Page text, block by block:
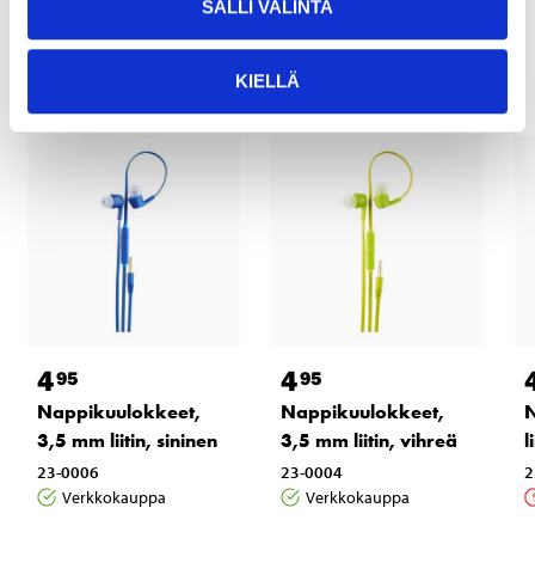
SALLI VALINTA
KIELLÄ
Muut asiakkaat ostivat myös
495
Nappikuulokkeet,
3,5 mm liitin, sininen
23-0006
Verkkokauppa
495
Nappikuulokkeet,
3,5 mm liitin, vihreä
23-0004
Verkkokauppa